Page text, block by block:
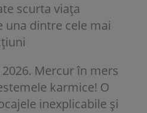
scurta viața
una dintre cele mai
Mercur în mers
karmice! O
inexplicabile și